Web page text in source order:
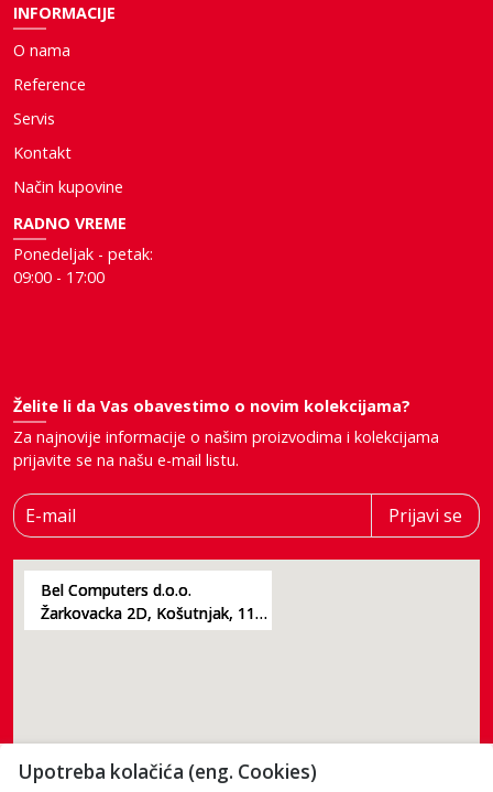
INFORMACIJE
O nama
Reference
Servis
Kontakt
Način kupovine
RADNO VREME
Ponedeljak - petak:
09:00 - 17:00
Želite li da Vas obavestimo o novim kolekcijama?
Za najnovije informacije o našim proizvodima i kolekcijama
prijavite se na našu e-mail listu.
E-mail Prijavi se
Bel Computers d.o.o.
Žarkovacka 2D, Košutnjak, 11000, Beograd
Upotreba kolačića (eng. Cookies)